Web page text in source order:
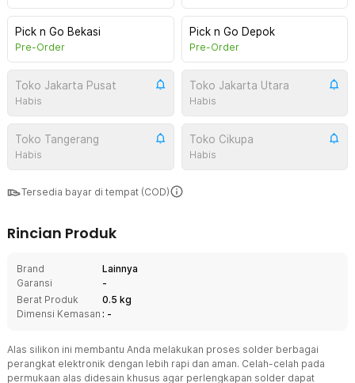
Pick n Go Bekasi
Pre-Order
Pick n Go Depok
Pre-Order
Toko Jakarta Pusat
Habis
Toko Jakarta Utara
Habis
Toko Tangerang
Habis
Toko Cikupa
Habis
Tersedia bayar di tempat (COD)
Rincian Produk
Brand
Lainnya
Garansi
-
Berat Produk
0.5 kg
Dimensi Kemasan : -
Alas silikon ini membantu Anda melakukan proses solder berbagai
perangkat elektronik dengan lebih rapi dan aman. Celah-celah pada
permukaan alas didesain khusus agar perlengkapan solder dapat